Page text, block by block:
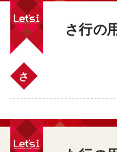
さ行の
さ